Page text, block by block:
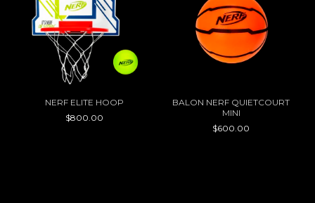
NERF ELITE HOOP
$800.00
BALON NERF QUIETCOURT
MINI
$600.00